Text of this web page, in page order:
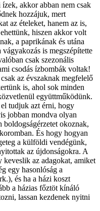
akkor abban nem csak
hozzájuk, mert
az ételeket, hanem az is,
hiszen akkor volt
a paprikának és utána
is megszépítette
csak szezonális
csodás ízbombák voltak!
az évszaknak megfelelő
is, ahol sok minden
együttműködünk.
tudjuk azt érni, hogy
jobban mondva olyan
okoznak,
És hogy hogyan
a külföldi vendégünk,
az újdonságokra. A
keveslik az adagokat, amiket
egy hasonlóság a
és ha a házi koszt
a házias főztöt kínáló
lassan kezdenek nyitni